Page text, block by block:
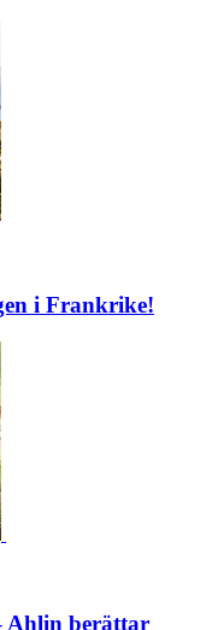
i Frankrike!
Ahlin berättar